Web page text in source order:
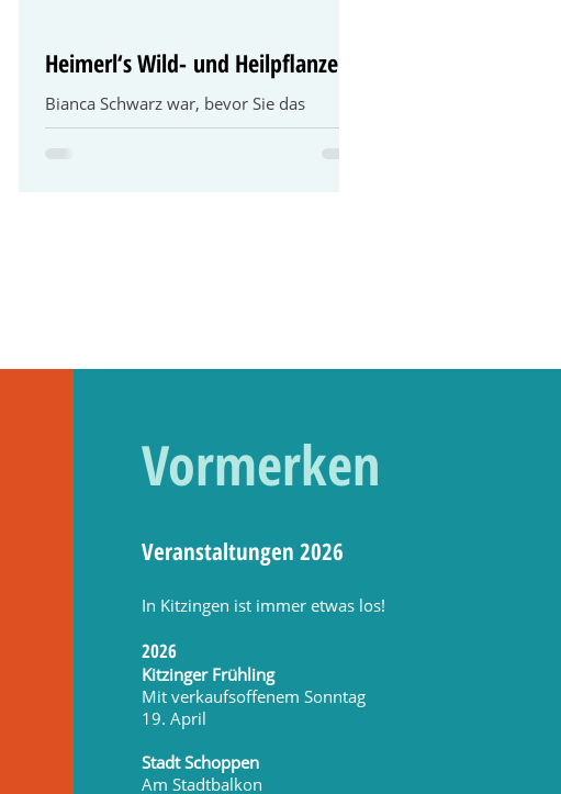
Heimerl‘s Wild- und Heilpflanzen
Bianca Schwarz war, bevor Sie das
Ladenlokal in der Kaiserstraße bezog, mit
Vormerken
Veranstaltungen 2026
In Kitzingen ist immer etwas los!
2026
Kitzinger Frühling
Mit verkaufsoffenem Sonntag
19. April
Stadt Schoppen
Am Stadtbalkon